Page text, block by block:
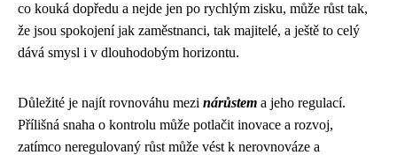
co kouká dopředu a nejde jen po rychlým zisku, může růst tak,
že jsou spokojení jak zaměstnanci, tak majitelé, a ještě to celý
dává smysl i v dlouhodobým horizontu.
Důležité je najít rovnováhu mezi nárůstem a jeho regulací.
Přílišná snaha o kontrolu může potlačit inovace a rozvoj,
zatímco neregulovaný růst může vést k nerovnováze a